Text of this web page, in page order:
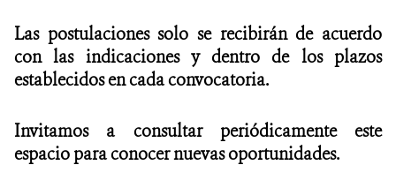
DONA
Las postulaciones solo se recibirán de acuerdo
con las indicaciones y dentro de los plazos
establecidos en cada convocatoria.
Invitamos a consultar periódicamente este
espacio para conocer nuevas oportunidades.